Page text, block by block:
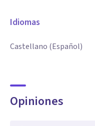
Idiomas
Castellano (Español)
Opiniones